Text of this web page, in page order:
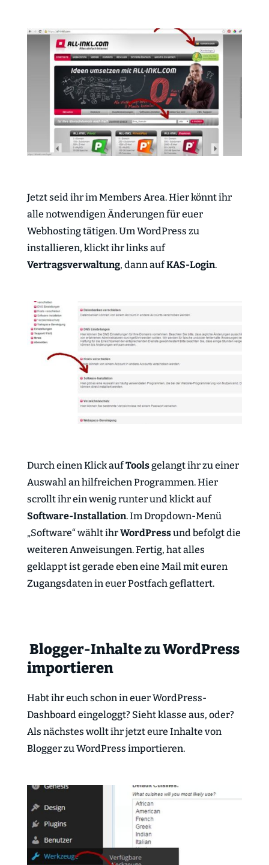
Jetzt seid ihr im Members Area. Hier könnt ihr
alle notwendigen Änderungen für euer
Webhosting tätigen. Um WordPress zu
installieren, klickt ihr links auf
Vertragsverwaltung, dann aufKAS-Login.
Durch einen Klick aufToolsgelangt ihr zu einer
Auswahl an hilfreichen Programmen. Hier
scrollt ihr ein wenig runter und klickt auf
Software-Installation. Im Dropdown-Menü
„Software“ wählt ihrWordPressund befolgt die
weiteren Anweisungen. Fertig, hat alles
geklappt ist gerade eben eine Mail mit euren
Zugangsdaten in euer Postfach geflattert.
Blogger-Inhalte zu WordPress
importieren
Habt ihr euch schon in euer WordPress-
Dashboard eingeloggt? Sieht klasse aus, oder?
Als nächstes wollt ihr jetzt eure Inhalte von
Blogger zu WordPress importieren.